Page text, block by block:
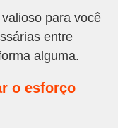
para você
entre
alguma.
o esforço